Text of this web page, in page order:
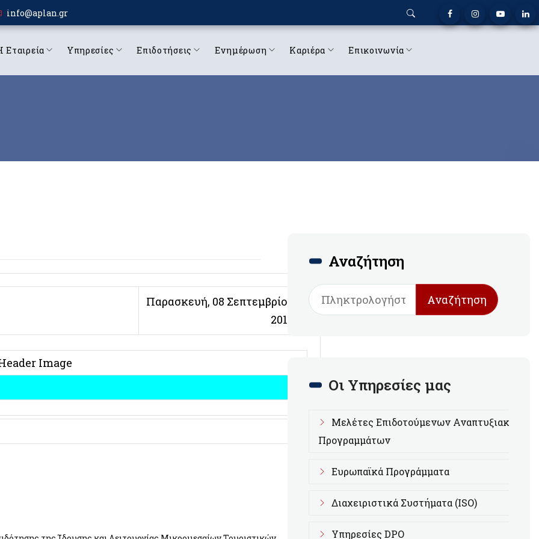
info@aplan.gr
Εταιρεία Υπηρεσίες Επιδοτήσεις Ενημέρωση Καριέρα Επικοινωνία
Παρασκευή, 08 Σεπτεμβρίου
2017
Αναζήτηση
Αναζήτηση
Οι Υπηρεσίες μας
Μελέτες Επιδοτούμενων Αναπτυξιακών
Προγραμμάτων
Ευρωπαϊκά Προγράμματα
Διαχειριστικά Συστήματα (ISO)
Υπηρεσίες DPO